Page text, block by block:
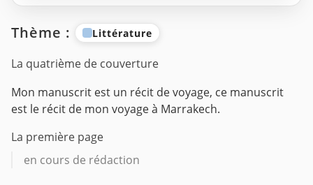
Thème : Littérature
La quatrième de couverture
Mon manuscrit est un récit de voyage, ce manuscrit
est le récit de mon voyage à Marrakech.
La première page
en cours de rédaction